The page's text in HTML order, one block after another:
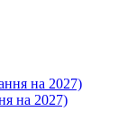
на 2027)